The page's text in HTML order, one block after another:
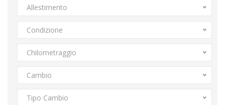
Allestimento
Condizione
Chilometraggio
Cambio
Tipo Cambio